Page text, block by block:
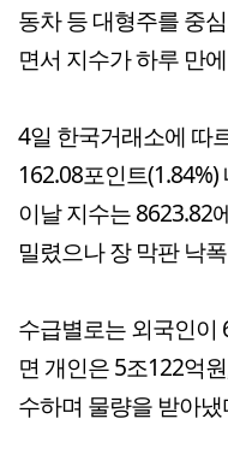
동차 등 대형주를 중
면서 지수가 하루 만
4일 한국거래소에 따
162.08포인트
이날 지수는 8623.82
밀렸으나 장 막판 낙
수급별로는 외국인이
면 개인은 5조122억
수하며 물량을 받아냈